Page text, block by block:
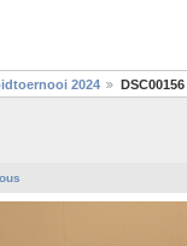
2024 DSC00156